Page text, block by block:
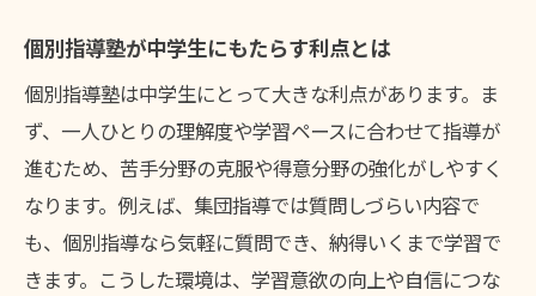
個別指導塾が中学生にもたらす利点とは
個別指導塾は中学生にとって大きな利点があります。ま
ず、一人ひとりの理解度や学習ペースに合わせて指導が
進むため、苦手分野の克服や得意分野の強化がしやすく
なります。例えば、集団指導では質問しづらい内容で
も、個別指導なら気軽に質問でき、納得いくまで学習で
きます。こうした環境は、学習意欲の向上や自信につな